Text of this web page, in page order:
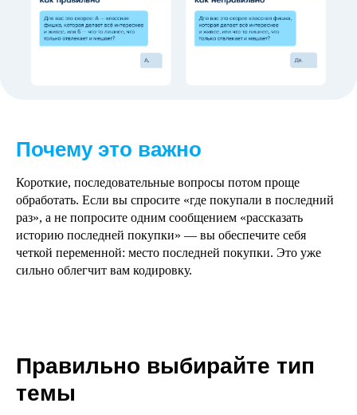
Почему это важно
Короткие, последовательные вопросы потом проще
обработать. Если вы спросите «где покупали в последний
раз», а не попросите одним сообщением «рассказать
историю последней покупки» — вы обеспечите себя
четкой переменной: место последней покупки. Это уже
сильно облегчит вам кодировку.
Правильно выбирайте тип
темы